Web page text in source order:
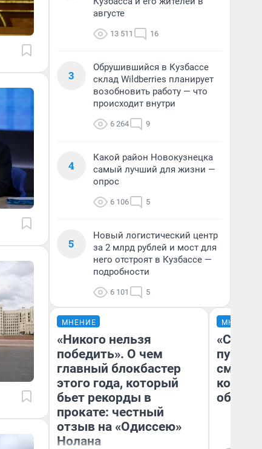
августе
13 511 16
3
Обрушившийся в Кузбассе
склад Wildberries планирует
возобновить работу — что
происходит внутри
6 264 9
4
Какой район Новокузнецка
самый лучший для жизни —
опрос
6 106 5
5
Новый логистический центр
за 2 млрд рублей и мост для
него отстроят в Кузбассе —
подробности
6 101 5
МНЕНИЕ
«Никого нельзя
победить». О чем
главный блокбастер
этого года, который
бьет рекорды в
прокате: честный
отзыв на «Одиссею»
Нолана
МНЕНИЕ